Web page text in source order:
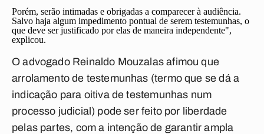
Porém, serão intimadas e obrigadas a comparecer à audiência.
Salvo haja algum impedimento pontual de serem testemunhas, o
que deve ser justificado por elas de maneira independente",
explicou.
O advogado Reinaldo Mouzalas afimou que
arrolamento de testemunhas (termo que se dá a
indicação para oitiva de testemunhas num
processo judicial) pode ser feito por liberdade
pelas partes, com a intenção de garantir ampla